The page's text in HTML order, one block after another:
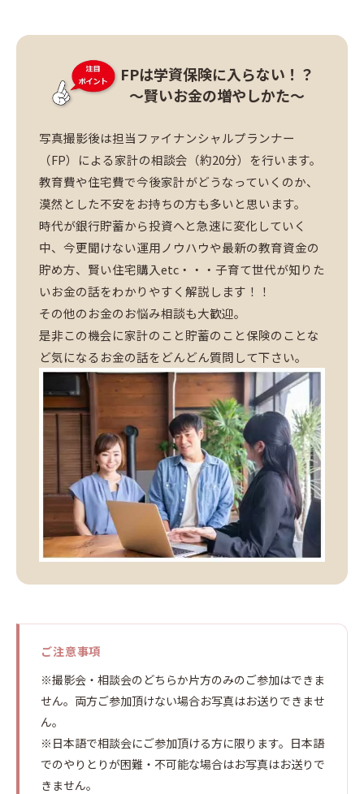
FPは学資保険に入らない！？
～賢いお金の増やしかた～
写真撮影後は担当ファイナンシャルプランナー
（FP）による家計の相談会（約20分）を行います。
教育費や住宅費で今後家計がどうなっていくのか、
漠然とした不安をお持ちの方も多いと思います。
時代が銀行貯蓄から投資へと急速に変化していく
中、今更聞けない運用ノウハウや最新の教育資金の
貯め方、賢い住宅購入etc・・・子育て世代が知りた
いお金の話をわかりやすく解説します！！
その他のお金のお悩み相談も大歓迎。
是非この機会に家計のこと貯蓄のこと保険のことな
ど気になるお金の話をどんどん質問して下さい。
ご注意事項
※撮影会・相談会のどちらか片方のみのご参加はできま
せん。両方ご参加頂けない場合お写真はお送りできませ
ん。
※日本語で相談会にご参加頂ける方に限ります。日本語
でのやりとりが困難・不可能な場合はお写真はお送りで
きません。